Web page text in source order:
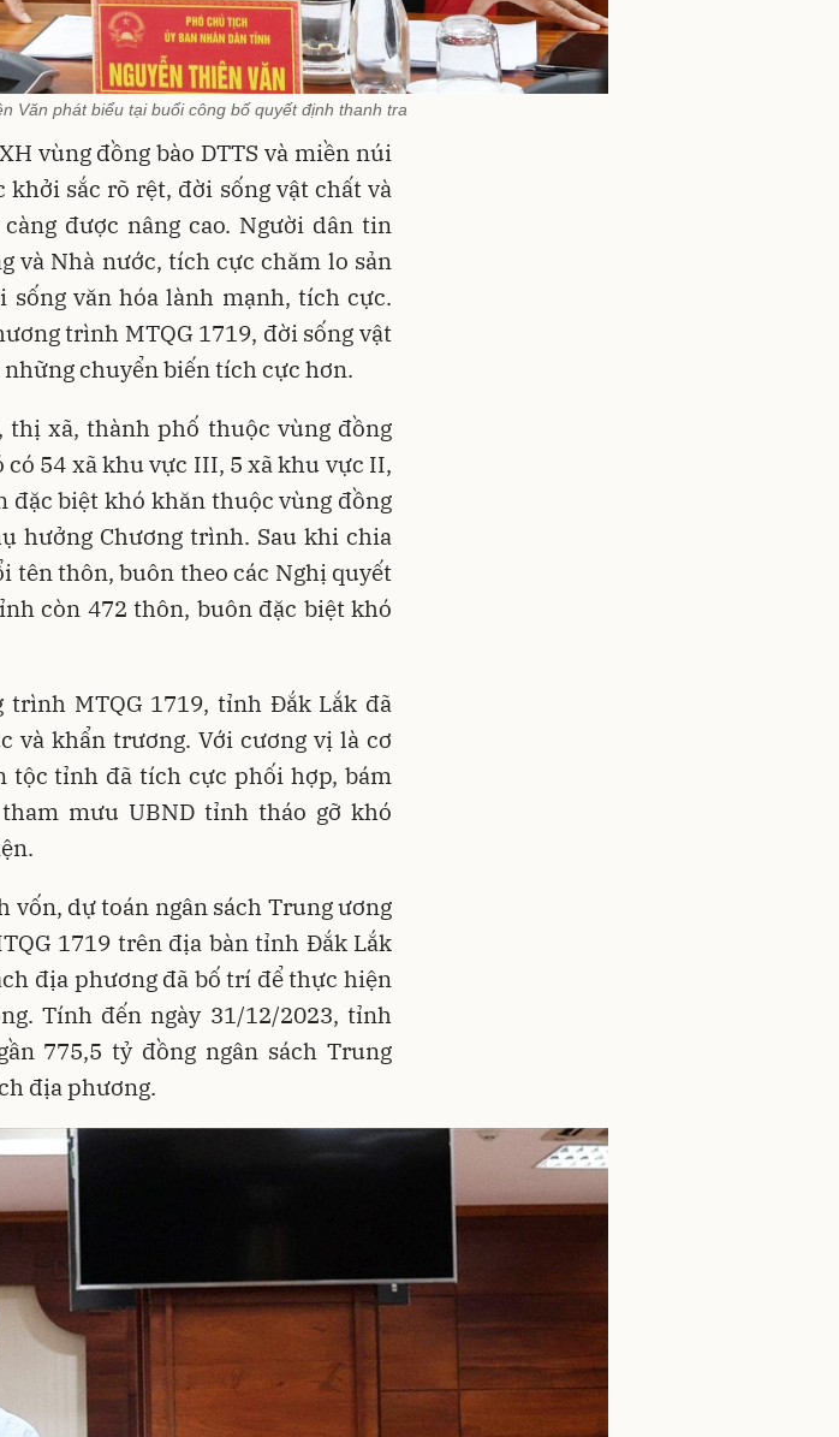
Văn phát biểu tại buổi công bố quyết định thanh tra
vùng đồng bào DTTS và miền núi
sắc rõ rệt, đời sống vật chất và
được nâng cao. Người dân tin
và Nhà nước, tích cực chăm lo sản
văn hóa lành mạnh, tích cực.
trình MTQG 1719, đời sống vật
chuyển biến tích cực hơn.
thị xã, thành phố thuộc vùng đồng
có 54 xã khu vực III, 5 xã khu vực II,
đặc biệt khó khăn thuộc vùng đồng
hưởng Chương trình. Sau khi chia
tên thôn, buôn theo các Nghị quyết
còn 472 thôn, buôn đặc biệt khó
MTQG 1719, tỉnh Đắk Lắk đã
và khẩn trương. Với cương vị là cơ
tộc tỉnh đã tích cực phối hợp, bám
mưu UBND tỉnh tháo gỡ khó
vốn, dự toán ngân sách Trung ương
1719 trên địa bàn tỉnh Đắk Lắk
địa phương đã bố trí để thực hiện
Tính đến ngày 31/12/2023, tỉnh
775,5 tỷ đồng ngân sách Trung
địa phương.